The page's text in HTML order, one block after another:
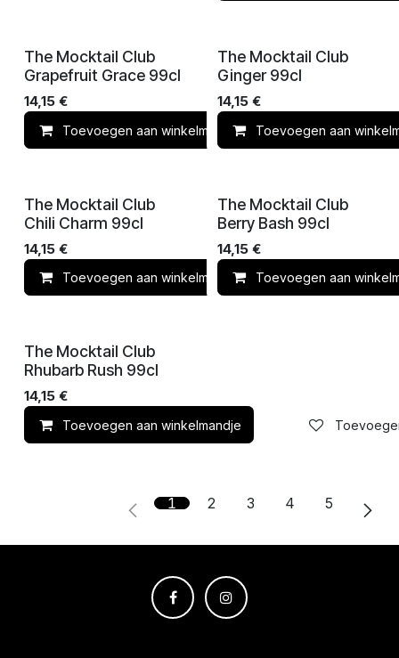
The Mocktail Club
Grapefruit Grace 99cl
14,15 €
Toevoegen aan winkelmandje
The Mocktail Club
Ginger 99cl
14,15€
Toevoegen aan
The Mocktail Club
Chili Charm 99cl
14,15 €
Toevoegen aan winkelmandje
The Mocktail Club
Berry Bash 99cl
14,15€
Toevoegen aan
The Mocktail Club
Rhubarb Rush 99cl
14,15 €
Toevoegen aan winkelmandje
1 2 3 4 5